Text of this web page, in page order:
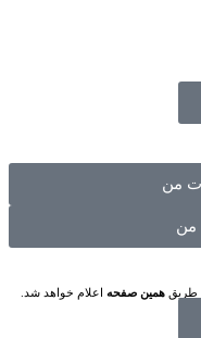
من
من
طریق همین صفحه اعلام خواهد شد.